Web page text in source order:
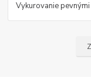
Vykurovanie